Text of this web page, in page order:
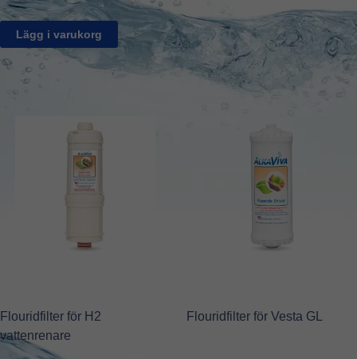
Lägg i varukorg
Flouridfilter för H2
vattenrenare
Flouridfilter för Vesta GL